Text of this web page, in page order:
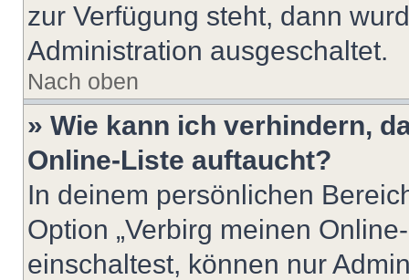
zur Verfügung steht, dann
Administration ausgeschaltet.
Nach oben
» Wie kann ich verhindern,
Online-Liste auftaucht?
In deinem persönlichen
Option „Verbirg meinen
einschaltest, können nur